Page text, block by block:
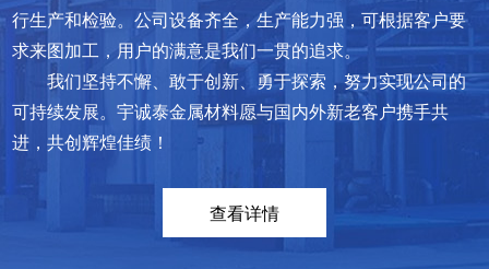
行生产和检验。公司设备齐全，生产能力强，可根据客户要
求来图加工，用户的满意是我们一贯的追求。
我们坚持不懈、敢于创新、勇于探索，努力实现公司的
可持续发展。宇诚泰金属材料愿与国内外新老客户携手共
进，共创辉煌佳绩！
查看详情